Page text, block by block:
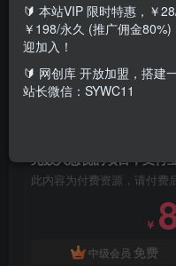
项目介绍：通过在支付宝
照上传图片，获取收益，
低，一部手机无脑操作即可
此内容为付费资源，请付费
￥
中级会员 免费
🔰 本站VIP 限时特惠，￥
￥198/永久 (推广佣金
迎加入！
🔰 网创库 开放加盟，搭建
站长微信：SYWC11